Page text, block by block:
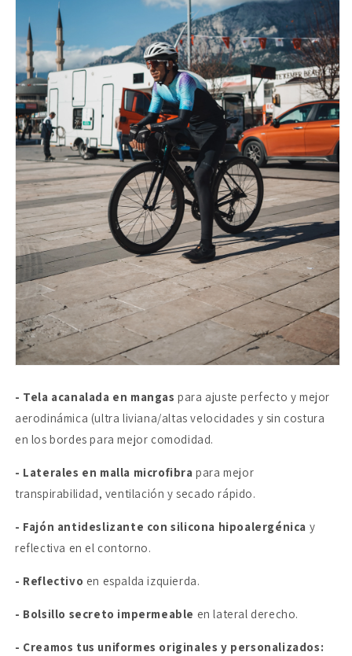
- Tela acanalada en mangas para ajuste perfecto y mejor
aerodinámica (ultra liviana/altas velocidades y sin costura
en los bordes para mejor comodidad.
- Laterales en malla microfibra para mejor
transpirabilidad, ventilación y secado rápido.
- Fajón antideslizante con silicona hipoalergénica y
reflectiva en el contorno.
- Reflectivo en espalda izquierda.
- Bolsillo secreto impermeable en lateral derecho.
- Creamos tus uniformes originales y personalizados: